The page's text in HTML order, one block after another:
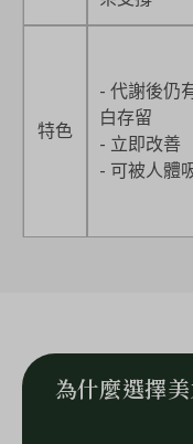
特色
- 代謝後仍
白存留
- 立即改善
- 可被人體
為什麼選擇